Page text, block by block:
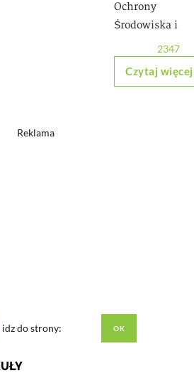
Ochrony
Środowiska i
2347
Czytaj więcej
Reklama
idz do strony: